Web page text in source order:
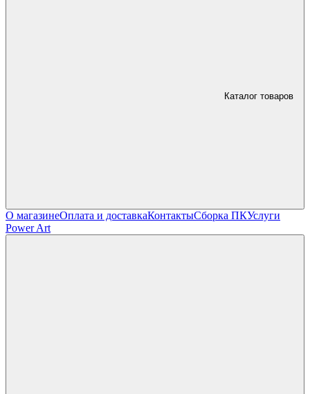
Каталог товаров
О магазинеОплата и доставкаКонтактыСборка ПКУслуги
Power Art